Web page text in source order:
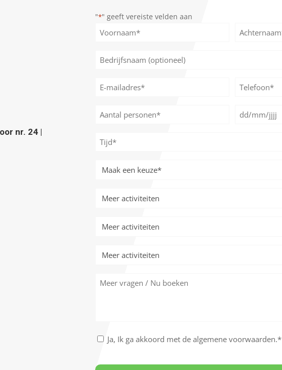
nr. 24 |
"*" geeft vereiste velden aan
Naam
Bedrijfsnaam
(optioneel)
E-
mailadres
Telefoon*
Aantal
personen
Datum
DD
Tijd
Meer
activiteiten
Meer
activiteiten
Meer
activiteiten
Meer
activiteiten
Meer
vragen
Akkoord
Ja, Ik ga akkoord met de algemene voorwaarden.*